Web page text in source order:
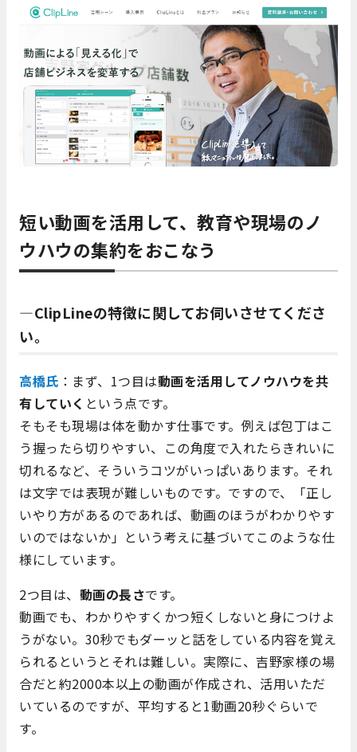
短い動画を活用して、教育や現場のノ
ウハウの集約をおこなう
―ClipLineの特徴に関してお伺いさせてくださ
い。
高橋氏 ：まず、1つ目は動画を活用してノウハウを共
有していく という点です。
そもそも現場は体を動かす仕事です。例えば包丁はこ
う握ったら切りやすい、この角度で入れたらきれいに
切れるなど、そういうコツがいっぱいあります。それ
は文字では表現が難しいものです。ですので、「正し
いやり方があるのであれば、動画のほうがわかりやす
いのではないか」という考えに基づいてこのような仕
様にしています。
2つ目は、 動画の長さです。
動画でも、わかりやすくかつ短くしないと身につけよ
うがない。30秒でもダーッと話をしている内容を覚え
られるというとそれは難しい。実際に、吉野家様の場
合だと約2000本以上の動画が作成され、活用いただ
いているのですが、平均すると1動画20秒ぐらいで
す。